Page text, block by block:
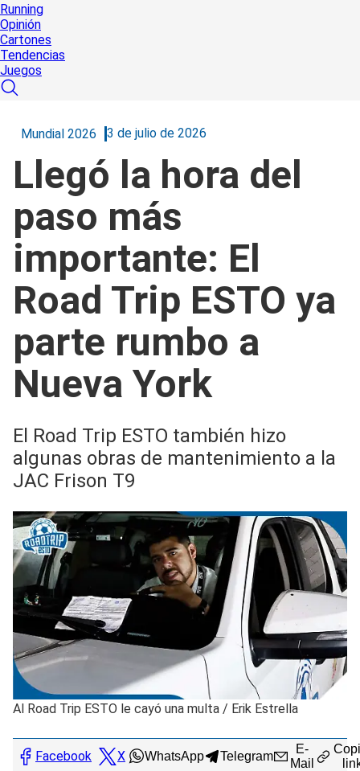
Running
Opinión
Cartones
Tendencias
Juegos
Mundial 2026 3 de julio de 2026
Llegó la hora del
paso más
importante: El
Road Trip ESTO ya
parte rumbo a
Nueva York
El Road Trip ESTO también hizo
algunas obras de mantenimiento a la
JAC Frison T9
Al Road Trip ESTO le cayó una multa / Erik Estrella
Facebook X WhatsApp Telegram
E-
Mail